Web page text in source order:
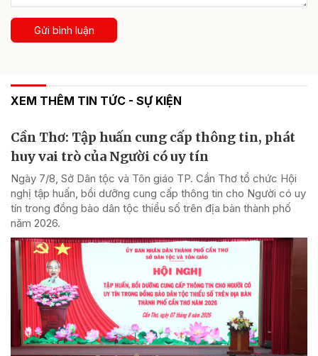
Gửi bình luận
XEM THÊM TIN TỨC - SỰ KIỆN
Cần Thơ: Tập huấn cung cấp thông tin, phát
huy vai trò của Người có uy tín
Ngày 7/8, Sở Dân tộc và Tôn giáo TP. Cần Thơ tổ chức Hội
nghị tập huấn, bồi dưỡng cung cấp thông tin cho Người có uy
tín trong đồng bào dân tộc thiểu số trên địa bàn thành phố
năm 2026.